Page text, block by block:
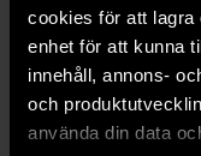
cookies för att lagra
enhet för att kunna
innehåll, annons-
och
använda din data
Trädgårdar
vilda bin och
potential när
boplatser och